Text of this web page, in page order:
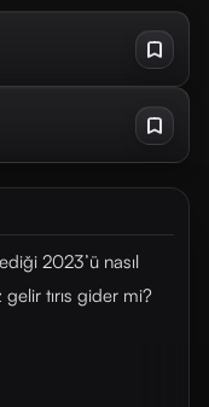
2023’ü nasıl
gelir tırıs gider mi?